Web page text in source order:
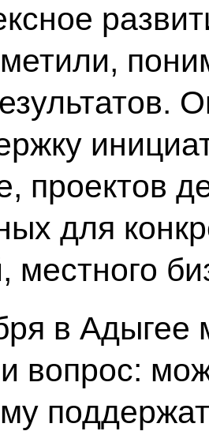
проектов
для
местного
в Адыгее
вопрос: